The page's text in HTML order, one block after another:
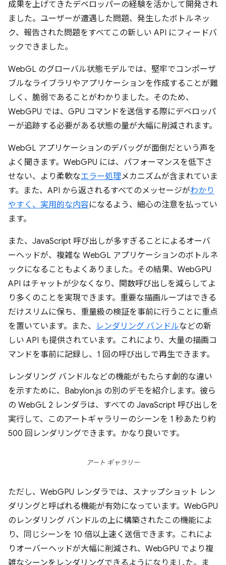
成果を上げてきたデベロッパーの経験を活かして開発され
ました。ユーザーが遭遇した問題、発生したボトルネッ
ク、報告された問題をすべてこの新しい API にフィードバ
ックできました。
WebGL のグローバル状態モデルでは、堅牢でコンポーザ
ブルなライブラリやアプリケーションを作成することが難
しく、脆弱であることがわかりました。そのため、
WebGPU では、GPU コマンドを送信する際にデベロッパ
ーが追跡する必要がある状態の量が大幅に削減されます。
WebGL アプリケーションのデバッグが面倒だという声を
よく聞きます。WebGPU には、パフォーマンスを低下さ
せない、より柔軟なエラー処理メカニズムが含まれていま
す。また、API から返されるすべてのメッセージがわかり
やすく、実用的な内容になるよう、細心の注意を払ってい
ます。
また、JavaScript 呼び出しが多すぎることによるオーバ
ーヘッドが、複雑な WebGL アプリケーションのボトルネ
ックになることもよくありました。その結果、WebGPU
API はチャットが少なくなり、関数呼び出しを減らしてよ
り多くのことを実現できます。重要な描画ループはできる
だけスリムに保ち、重量級の検証を事前に行うことに重点
を置いています。また、
レンダリング バンドルなどの新
しい API も提供されています。これにより、大量の描画コ
マンドを事前に記録し、1 回の呼び出しで再生できます。
レンダリング バンドルなどの機能がもたらす劇的な違い
を示すために、Babylon.js の別のデモを紹介します。彼ら
の WebGL 2 レンダラは、すべての JavaScript 呼び出しを
実行して、このアートギャラリーのシーンを 1 秒あたり約
500 回レンダリングできます。かなり良いです。
アート ギャラリー
ただし、WebGPU レンダラでは、スナップショット レン
ダリングと呼ばれる機能が有効になっています。WebGPU
のレンダリング バンドルの上に構築されたこの機能によ
り、同じシーンを 10 倍以上速く送信できます。これによ
りオーバーヘッドが大幅に削減され、WebGPU でより複